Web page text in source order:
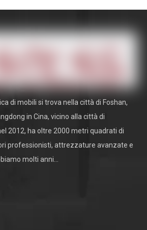
di mobili si trova nella città di Foshan,
in Cina, vicino alla città di
2012, ha oltre 2000 metri quadrati di
professionisti, attrezzature avanzate e
molti anni...